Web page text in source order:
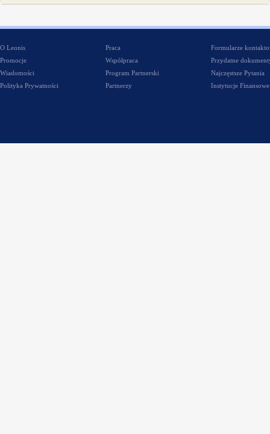
O Leonis
Promocje
Wiadomości
Polityka Prywatności
Praca
Współpraca
Program Partnerski
Partnerzy
Formularze
Przydatne
Najczęstsze Pytania
Instytucje Finansowe